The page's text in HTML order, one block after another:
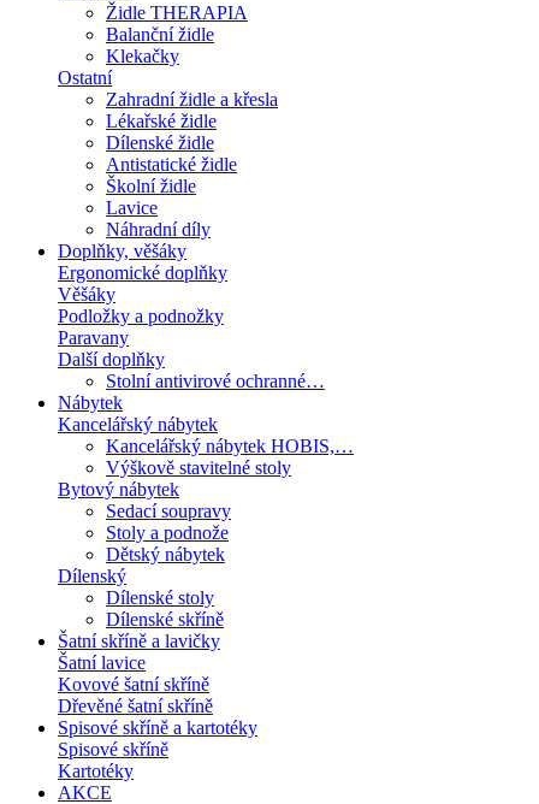
Židle THERAPIA
Balanční židle
Klekačky
Ostatní
Zahradní židle a křesla
Lékařské židle
Dílenské židle
Antistatické židle
Školní židle
Lavice
Náhradní díly
Doplňky, věšáky
Ergonomické doplňky
Věšáky
Podložky a podnožky
Paravany
Další doplňky
Stolní antivirové ochranné…
Nábytek
Kancelářský nábytek
Kancelářský nábytek HOBIS,…
Výškově stavitelné stoly
Bytový nábytek
Sedací soupravy
Stoly a podnože
Dětský nábytek
Dílenský
Dílenské stoly
Dílenské skříně
Šatní skříně a lavičky
Šatní lavice
Kovové šatní skříně
Dřevěné šatní skříně
Spisové skříně a kartotéky
Spisové skříně
Kartotéky
AKCE